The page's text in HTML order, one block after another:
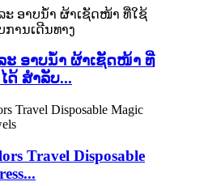
ອາບນ້ຳ ຜ້າເຊັດໜ້າ ທີ່
ດ້ ສຳລັບ...
Travel Disposable